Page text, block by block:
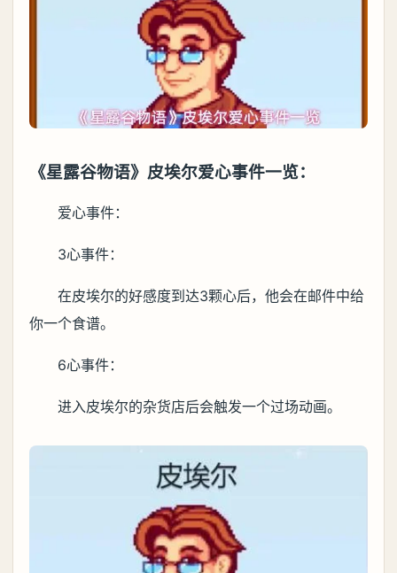
《星露谷物语》皮埃尔爱心事件一览：
爱心事件：
3心事件：
在皮埃尔的好感度到达3颗心后，他会在邮件中给
你一个食谱。
6心事件：
进入皮埃尔的杂货店后会触发一个过场动画。